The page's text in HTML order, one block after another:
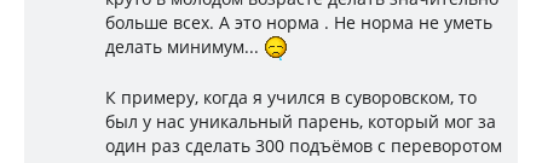
больше всех. А это норма . Не норма не уметь
делать минимум...
К примеру, когда я учился в суворовском, то
был у нас уникальный парень, который мог за
один раз сделать 300 подъёмов с переворотом